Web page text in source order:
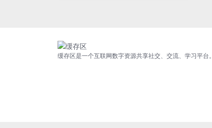
缓存区是一个互联网数字资源共享社交、交流、学习平台。